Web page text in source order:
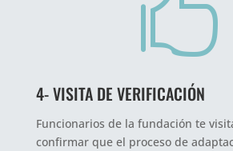

4- VISITA DE VERIFICACIÓN
Funcionarios de la fundación te
confirmar que el proceso de